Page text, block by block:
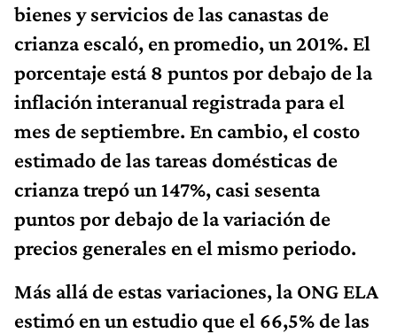
bienes y servicios de las canastas de
crianza escaló, en promedio, un 201%. El
porcentaje está 8 puntos por debajo de la
inflación interanual registrada para el
mes de septiembre. En cambio, el costo
estimado de las tareas domésticas de
crianza trepó un 147%, casi sesenta
puntos por debajo de la variación de
precios generales en el mismo periodo.
Más allá de estas variaciones, la ONG ELA
estimó en un estudio que el 66,5% de las